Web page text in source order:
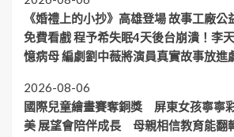
《婚禮上的小抄》高雄登場 故事工廠公
免費看戲 程予希失眠4天後台崩潰！李
憶病母 編劇劉中薇將演員真實故事放進
2026-08-06
國際兒童繪畫賽奪銅獎 屏東女孩寧寧
美 展望會陪伴成長 母親相信教育能翻